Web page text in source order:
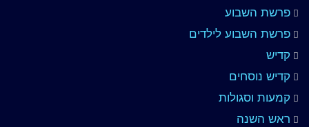
פרשת השבוע
פרשת השבוע לילדים
קדיש
קדיש נוסחים
קמעות וסגולות
ראש השנה